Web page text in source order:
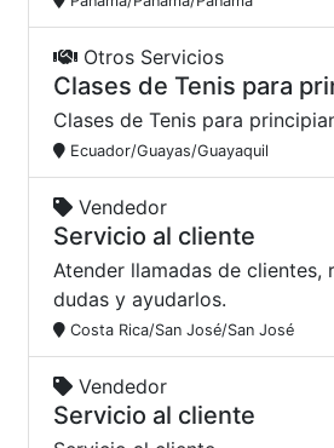
Clases de Tenis para
Otros Servicios
Clases de Tenis para
Ecuador/Guayas/Guayaquil
Servicio al cliente
Vendedor
Atender llamadas de clientes,
dudas y ayudarlos.
Costa Rica/San José/San José
Servicio al cliente
Vendedor